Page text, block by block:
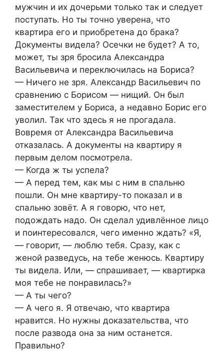
мужчин и их дочерьми только так и следует
поступать. Но ты точно уверена, что
квартира его и приобретена до брака?
Документы видела? Осечки не будет? А то,
может, ты зря бросила Александра
Васильевича и переключилась на Бориса?
— Ничего не зря. Александр Васильевич по
сравнению с Борисом — нищий. Он был
заместителем у Бориса, а недавно Борис его
уволил. Так что здесь я не прогадала.
Вовремя от Александра Васильевича
отказалась. А документы на квартиру я
первым делом посмотрела.
— Когда ж ты успела?
— А перед тем, как мы с ним в спальню
пошли. Он мне квартиру-то показал и в
спальню зовёт. А я говорю, что нет,
подождать надо. Он сделал удивлённое лицо
и поинтересовался, чего именно ждать? «Я,
— говорит, — люблю тебя. Сразу, как с
женой разведусь, на тебе женюсь. Квартиру
ты видела. Или, — спрашивает, — квартирка
моя тебе не понравилась?»
— А ты чего?
— А чего я. Я отвечаю, что квартира
нравится. Но нужны доказательства, что
после развода она за ним останется.
Правильно?